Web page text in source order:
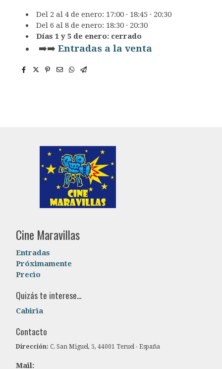
Del 2 al 4 de enero: 17:00 · 18:45 · 20:30
Del 6 al 8 de enero: 18:30 · 20:30
Días 1 y 5 de enero: cerrado
➡️➡️ Entradas a la venta
Cine Maravillas
Entradas
Próximamente
Precio
Quizás te interese...
Cabiria
Contacto
Dirección: C. San Miguel, 5, 44001 Teruel - España
Mail: